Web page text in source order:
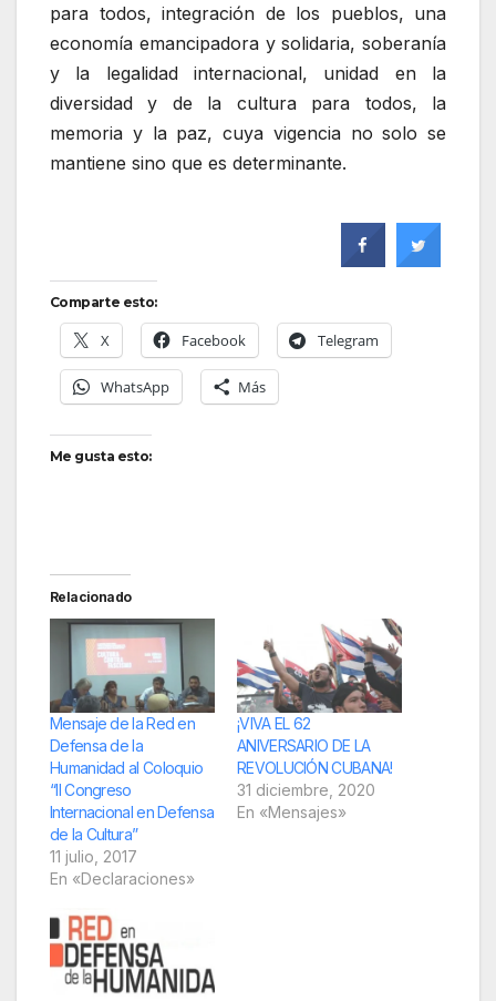
para todos, integración de los pueblos, una
economía emancipadora y solidaria, soberanía
y la legalidad internacional, unidad en la
diversidad y de la cultura para todos, la
memoria y la paz, cuya vigencia no solo se
mantiene sino que es determinante.
Comparte esto:
X Facebook Telegram
WhatsApp Más
Me gusta esto:
Relacionado
Mensaje de la Red en
Defensa de la
Humanidad al Coloquio
“II Congreso
Internacional en Defensa
de la Cultura”
11 julio, 2017
En «Declaraciones»
¡VIVA EL 62
ANIVERSARIO DE LA
REVOLUCIÓN CUBANA!
31 diciembre, 2020
En «Mensajes»